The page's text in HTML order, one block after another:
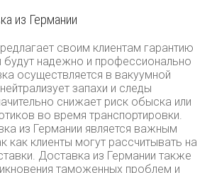
из Германии
своим клиентам гарантию
будут надежно и профессионально
осуществляется в вакуумной
запахи и следы
снижает риск обыска или
во время транспортировки.
из Германии является важным
как клиенты могут рассчитывать на
Доставка из Германии также
таможенных проблем и